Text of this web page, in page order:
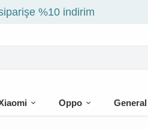
%10 indirim
Oppo